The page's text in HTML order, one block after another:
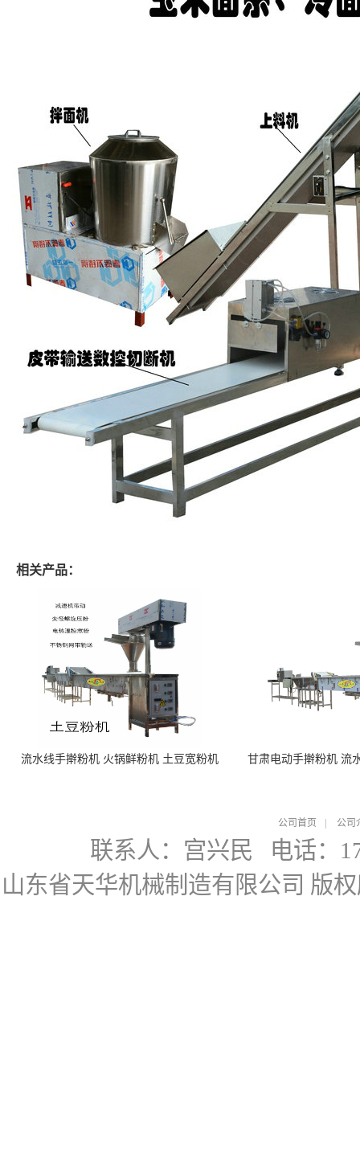
相关产品：
流水线手擀粉机 火锅鲜粉机 土豆宽粉机 甘肃电动手擀粉机 流
公司首页 公司
联系人：宫兴民 电话：
山东省天华机械制造有限公司 版